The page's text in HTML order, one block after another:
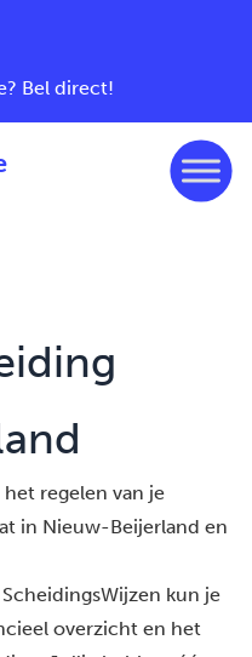
Bel direct!
regelen van je
in Nieuw-Beijerland en
kun je
overzicht en het